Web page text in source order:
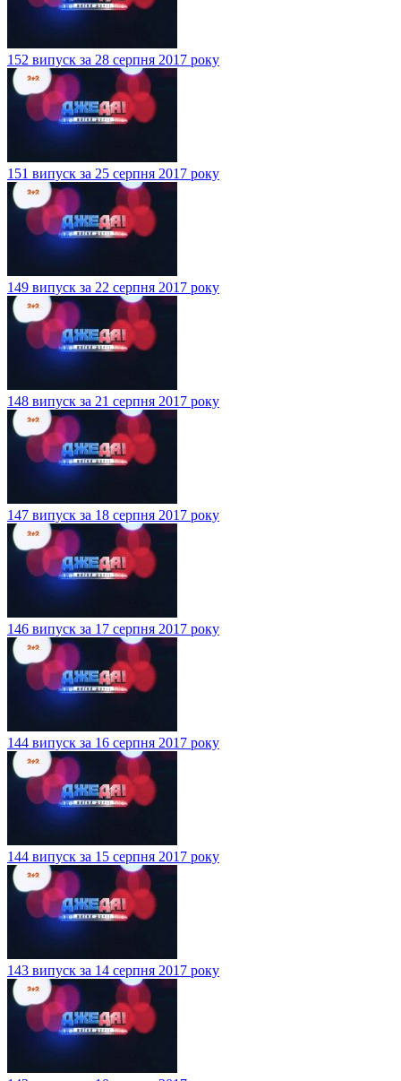
152 випуск за 28 серпня 2017 року
151 випуск за 25 серпня 2017 року
149 випуск за 22 серпня 2017 року
148 випуск за 21 серпня 2017 року
147 випуск за 18 серпня 2017 року
146 випуск за 17 серпня 2017 року
144 випуск за 16 серпня 2017 року
144 випуск за 15 серпня 2017 року
143 випуск за 14 серпня 2017 року